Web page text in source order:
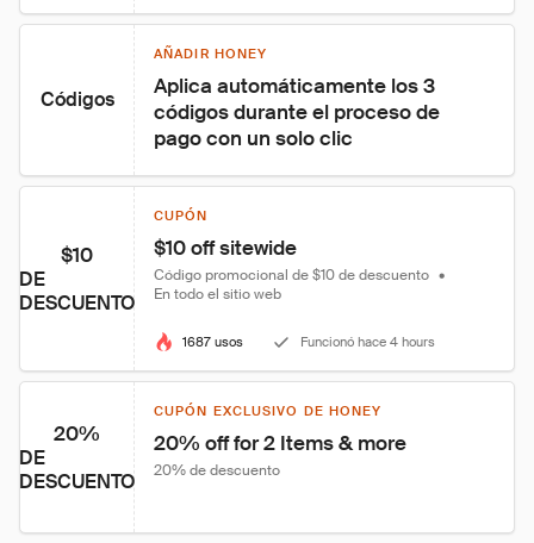
Códigos
AÑADIR HONEY
Aplica automáticamente los 3
códigos durante el proceso de
pago con un solo clic
$10
DE
DESCUENTO
CUPÓN
$10 off sitewide
Código promocional de $10 de descuento •
En todo el sitio web
1687 usos Funcionó hace 4 hours
20%
DE
DESCUENTO
CUPÓN EXCLUSIVO DE HONEY
20% off for 2 Items & more
20% de descuento